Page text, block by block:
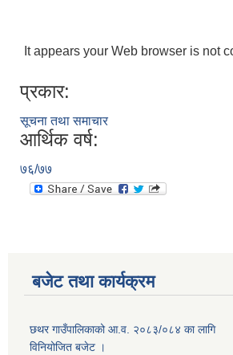
It appears your Web browser is not
प्रकार:
सूचना तथा समाचार
आर्थिक वर्ष:
७६/७७
बजेट तथा कार्यक्रम
छथर गाउँपालिकाको आ.व. २०८३/०८४ का लागि
विनियोजित बजेट ।